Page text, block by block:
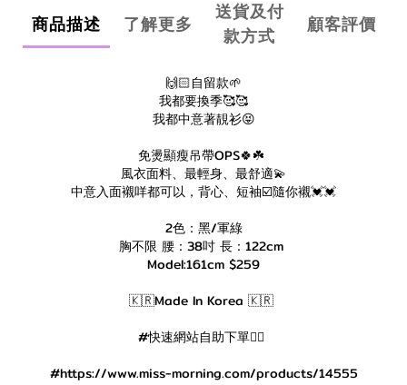
商品描述 了解更多
送貨及付
款方式
顧客評價
🙌🏻自留款🌱
我都要換季🥰🥰
我都中意著靚衫😝
免燙顯瘦吊帶OPS🍀☘️
風衣面料、最輕身、最舒適💫
中意入面襯咩都可以，背心、短袖☑️隨你襯💓💓
2色：黑/軍綠
胸不限 腰：38吋 長：122cm
Model:161cm $259
🇰🇷Made In Korea 🇰🇷
#快速網站自助下單👇🏻
#https://www.miss-morning.com/products/14555